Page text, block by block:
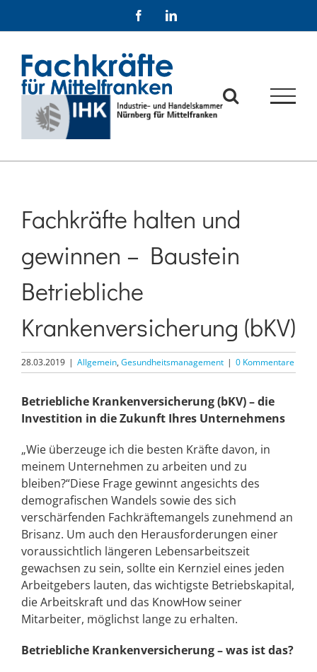
FacebookLinkedIn
Fachkräfte halten und
gewinnen – Baustein
Betriebliche
Krankenversicherung (bKV)
28.03.2019 | Allgemein, Gesundheitsmanagement | 0 Kommentare
Betriebliche Krankenversicherung (bKV) – die
Investition in die Zukunft Ihres Unternehmens
„Wie überzeuge ich die besten Kräfte davon, in
meinem Unternehmen zu arbeiten und zu
bleiben?“Diese Frage gewinnt angesichts des
demografischen Wandels sowie des sich
verschärfenden Fachkräftemangels zunehmend an
Brisanz. Um auch den Herausforderungen einer
voraussichtlich längeren Lebensarbeitszeit
gewachsen zu sein, sollte ein Kernziel eines jeden
Arbeitgebers lauten, das wichtigste Betriebskapital,
die Arbeitskraft und das KnowHow seiner
Mitarbeiter, möglichst lange zu erhalten.
Betriebliche Krankenversicherung – was ist das?